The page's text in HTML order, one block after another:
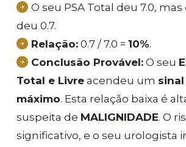
O seu PSA Total deu 7.0, mas
deu 0.7.
Relação: 0.7 / 7.0 = 10%.
Conclusão Provável: O seu
Total e Livre acendeu um
máximo. Esta relação baixa é
suspeita de MALIGNIDADE. O
significativo, e o seu urologista